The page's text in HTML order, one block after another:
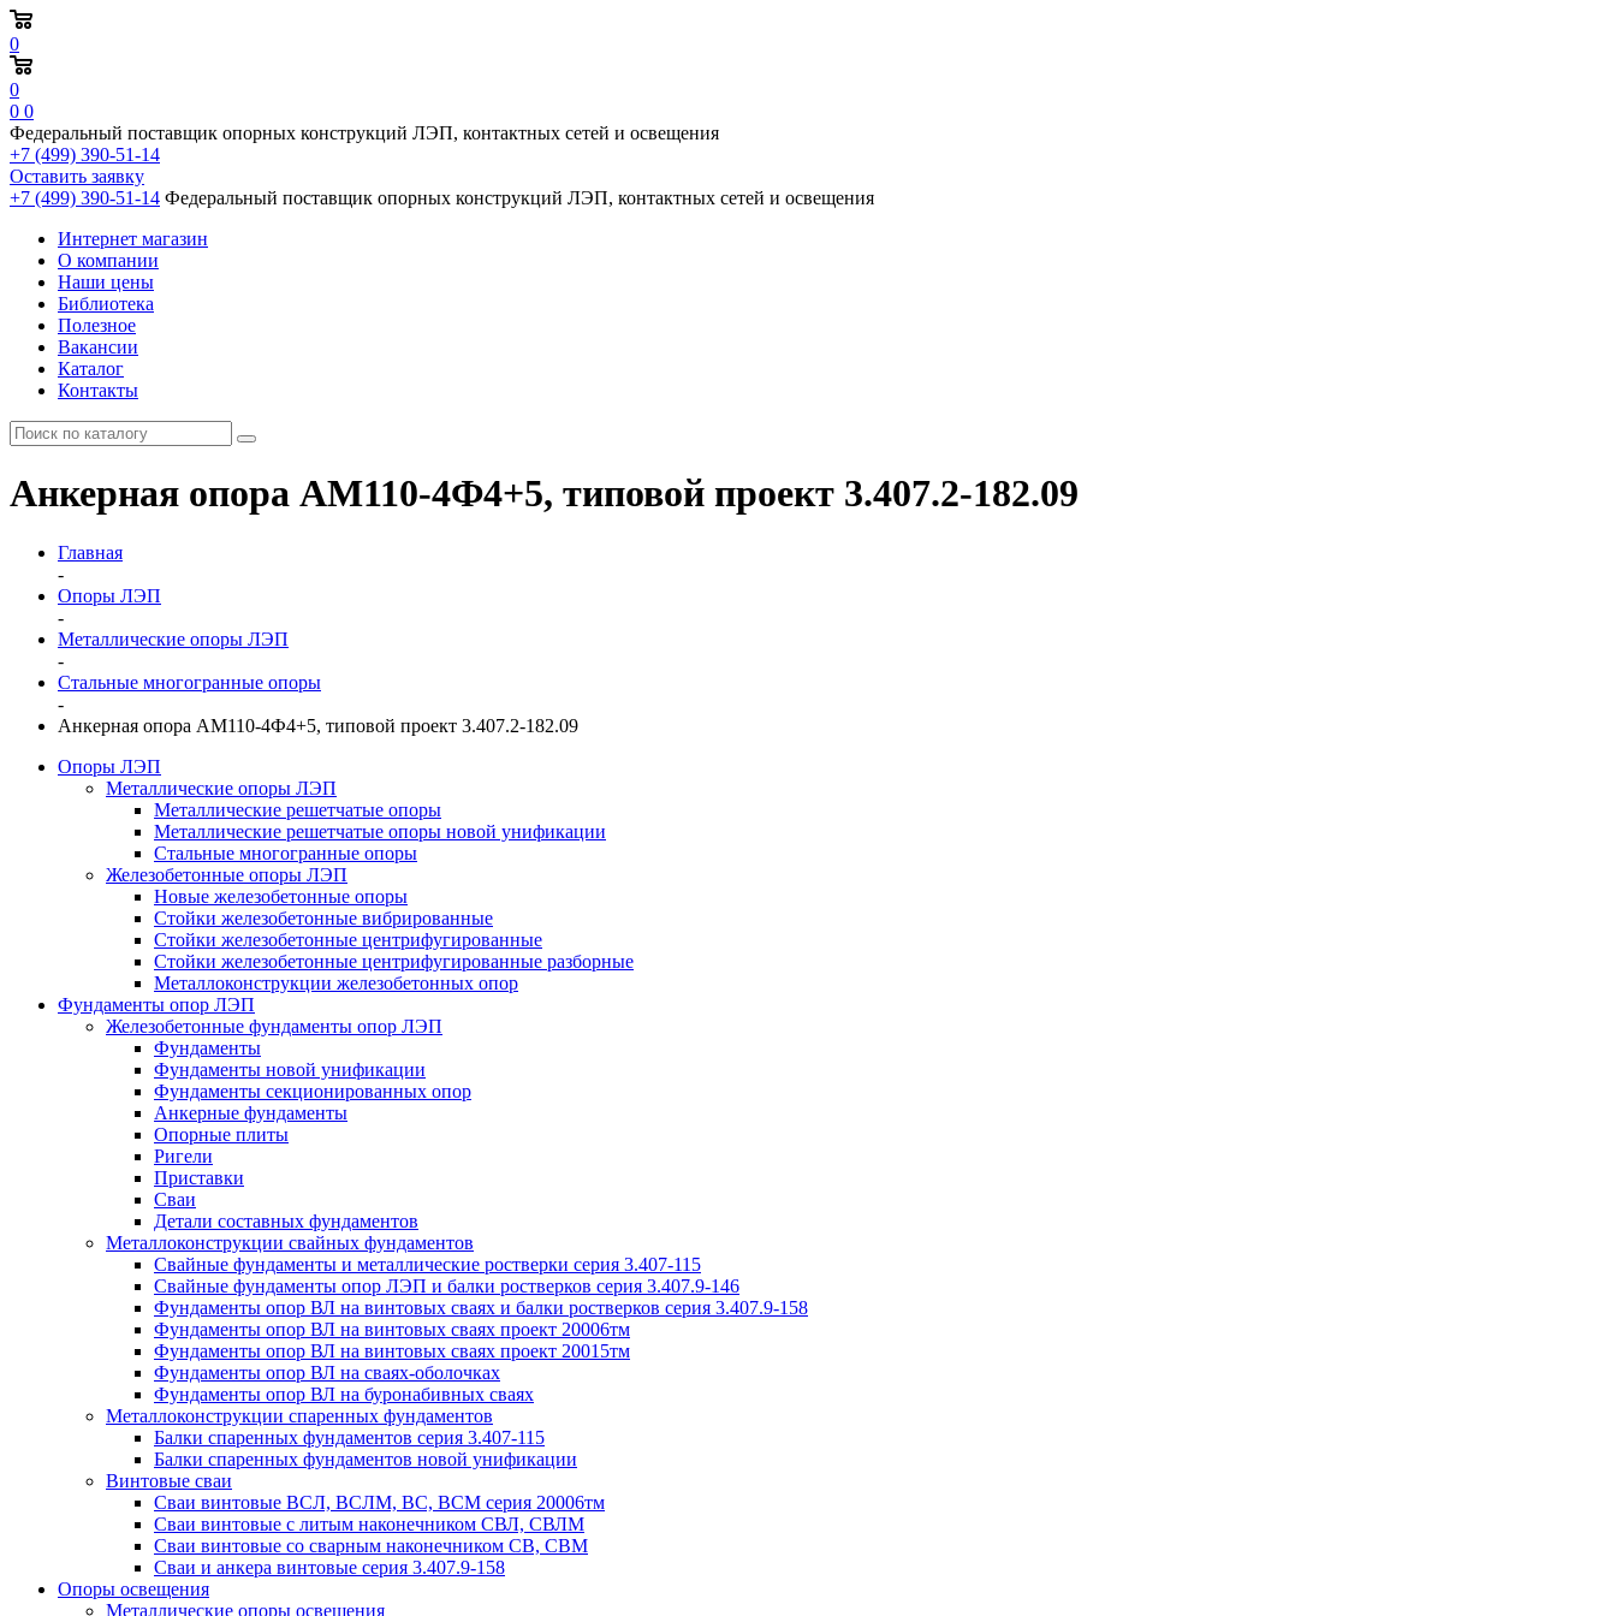
0
0
0 0
Федеральный поставщик опорных конструкций ЛЭП, контактных сетей и освещения
+7 (499) 390-51-14
Оставить заявку
+7 (499) 390-51-14 Федеральный поставщик опорных конструкций ЛЭП, контактных сетей и освещения
Интернет магазин
О компании
Наши цены
Библиотека
Полезное
Вакансии
Каталог
Контакты
Анкерная опора АМ110-4Ф4+5, типовой проект 3.407.2-182.09
Главная
-
Опоры ЛЭП
-
Металлические опоры ЛЭП
-
Стальные многогранные опоры
-
Анкерная опора АМ110-4Ф4+5, типовой проект 3.407.2-182.09
Опоры ЛЭП
Металлические опоры ЛЭП
Металлические решетчатые опоры
Металлические решетчатые опоры новой унификации
Стальные многогранные опоры
Железобетонные опоры ЛЭП
Новые железобетонные опоры
Стойки железобетонные вибрированные
Стойки железобетонные центрифугированные
Стойки железобетонные центрифугированные разборные
Металлоконструкции железобетонных опор
Фундаменты опор ЛЭП
Железобетонные фундаменты опор ЛЭП
Фундаменты
Фундаменты новой унификации
Фундаменты секционированных опор
Анкерные фундаменты
Опорные плиты
Ригели
Приставки
Сваи
Детали составных фундаментов
Металлоконструкции свайных фундаментов
Свайные фундаменты и металлические ростверки серия 3.407-115
Свайные фундаменты опор ЛЭП и балки ростверков серия 3.407.9-146
Фундаменты опор ВЛ на винтовых сваях и балки ростверков серия 3.407.9-158
Фундаменты опор ВЛ на винтовых сваях проект 20006тм
Фундаменты опор ВЛ на винтовых сваях проект 20015тм
Фундаменты опор ВЛ на сваях-оболочках
Фундаменты опор ВЛ на буронабивных сваях
Металлоконструкции спаренных фундаментов
Балки спаренных фундаментов серия 3.407-115
Балки спаренных фундаментов новой унификации
Винтовые сваи
Сваи винтовые ВСЛ, ВСЛМ, ВС, ВСМ серия 20006тм
Сваи винтовые с литым наконечником СВЛ, СВЛМ
Сваи винтовые со сварным наконечником СВ, СВМ
Сваи и анкера винтовые серия 3.407.9-158
Опоры освещения
Металлические опоры освещения